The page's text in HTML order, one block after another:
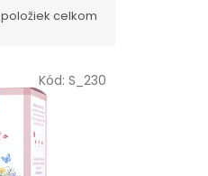
položiek celkom
Kód: S_230